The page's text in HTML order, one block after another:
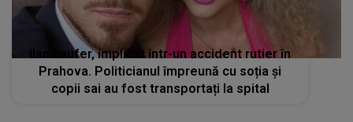
Ilan Laufer, implicat într-un accident rutier în
Prahova. Politicianul împreună cu soția și
copii sai au fost transportați la spital